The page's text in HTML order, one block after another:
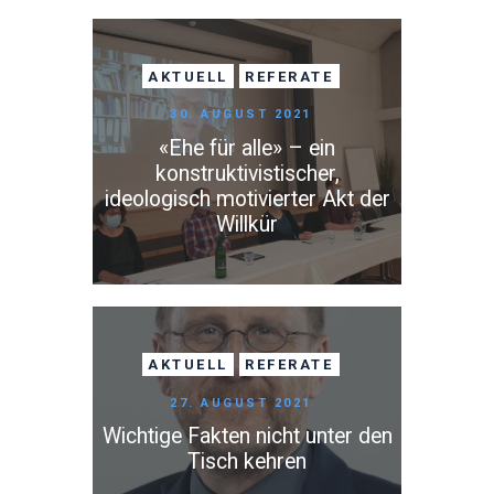
AKTUELL REFERATE
30. AUGUST 2021
«Ehe für alle» – ein
konstruktivistischer,
ideologisch motivierter Akt der
Willkür
AKTUELL REFERATE
27. AUGUST 2021
Wichtige Fakten nicht unter den
Tisch kehren